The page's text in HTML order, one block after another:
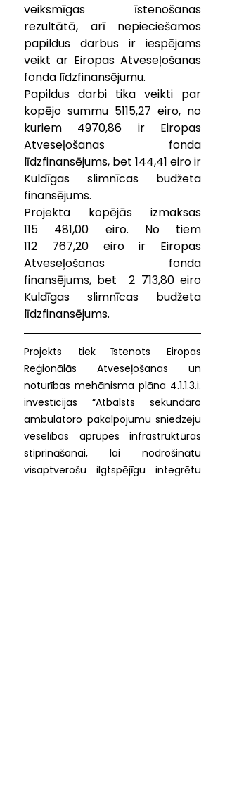
veiksmīgas īstenošanas
rezultātā, arī nepieciešamos
papildus darbus ir iespējams
veikt ar Eiropas Atveseļošanas
fonda līdzfinansējumu.
Papildus darbi tika veikti par
kopējo summu 5115,27 eiro, no
kuriem 4970,86 ir Eiropas
Atveseļošanas fonda
līdzfinansējums, bet 144,41 eiro ir
Kuldīgas slimnīcas budžeta
finansējums.
Projekta kopējās izmaksas
115 481,00 eiro. No tiem
112 767,20 eiro ir Eiropas
Atveseļošanas fonda
finansējums, bet  2 713,80 eiro
Kuldīgas slimnīcas budžeta
līdzfinansējums.
Projekts tiek īstenots Eiropas
Reģionālās Atveseļošanas un
noturības mehānisma plāna 4.1.1.3.i.
investīcijas “Atbalsts sekundāro
ambulatoro pakalpojumu sniedzēju
veselības aprūpes infrastruktūras
stiprināšanai, lai nodrošinātu
visaptverošu ilgtspējīgu integrētu